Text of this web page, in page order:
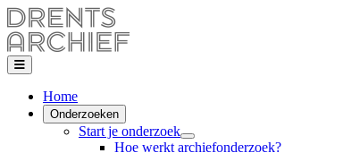
Home
Onderzoeken
Start je onderzoek
Hoe werkt archiefonderzoek?